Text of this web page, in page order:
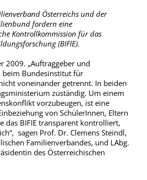
Österreichs und der
fordern eine
Kontrollkommission für das
(BIFIE).
2009. „Auftraggeber und
beim Bundesinstitut für
voneinander getrennt. In beiden
zuständig. Um einem
vorzubeugen, ist eine
von SchülerInnen, Eltern
das BIFIE transparent kontrolliert,
sagen Prof. Dr. Clemens Steindl,
Familienverbandes, und LAbg.
des Österreichischen